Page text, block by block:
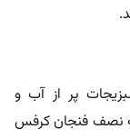
پر از آب و
نصف فنجان کرفس